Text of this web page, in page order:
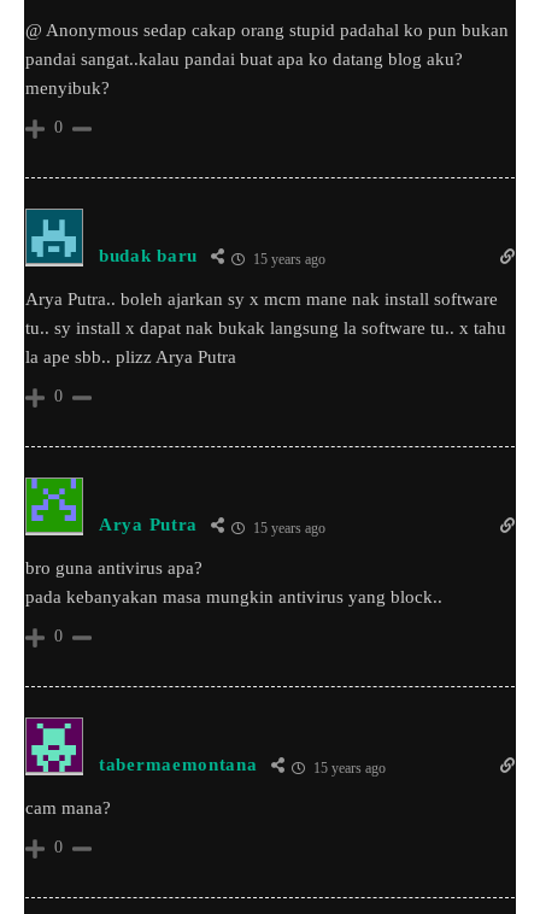
@ Anonymous sedap cakap orang stupid padahal ko pun bukan
pandai sangat..kalau pandai buat apa ko datang blog aku?
menyibuk?
0
budak baru 15 years ago
Arya Putra.. boleh ajarkan sy x mcm mane nak install software
tu.. sy install x dapat nak bukak langsung la software tu.. x tahu
la ape sbb.. plizz Arya Putra
0
Arya Putra 15 years ago
bro guna antivirus apa?
pada kebanyakan masa mungkin antivirus yang block..
0
tabermaemontana 15 years ago
cam mana?
0